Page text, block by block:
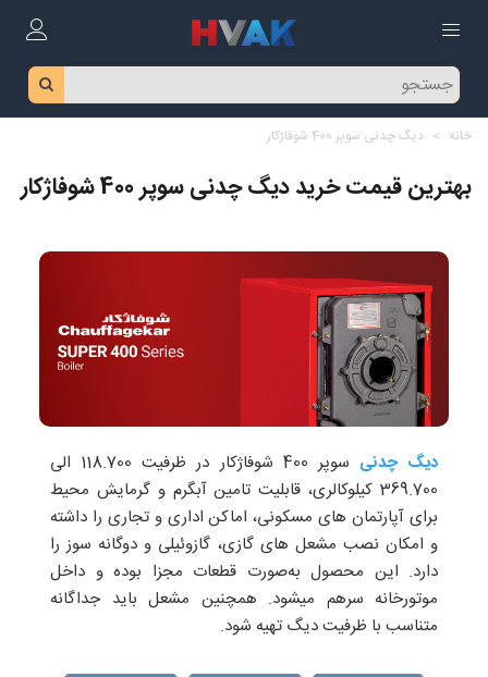
خانه > دیگ چدنی سوپر 400 شوفاژکار
بهترین قیمت خرید دیگ چدنی سوپر 400 شوفاژکار
دیگ چدنی
سوپر 400 شوفاژکار در ظرفیت 118.700 الی
369.700 کیلوکالری، قابلیت تامین آبگرم و گرمایش محیط
برای آپارتمان های مسکونی، اماکن اداری و تجاری را داشته
و امکان نصب مشعل های گازی، گازوئیلی و دوگانه سوز را
دارد. این محصول به‌صورت قطعات مجزا بوده و داخل
موتورخانه سرهم میشود. همچنین مشعل باید جداگانه
متناسب با ظرفیت دیگ تهیه شود.